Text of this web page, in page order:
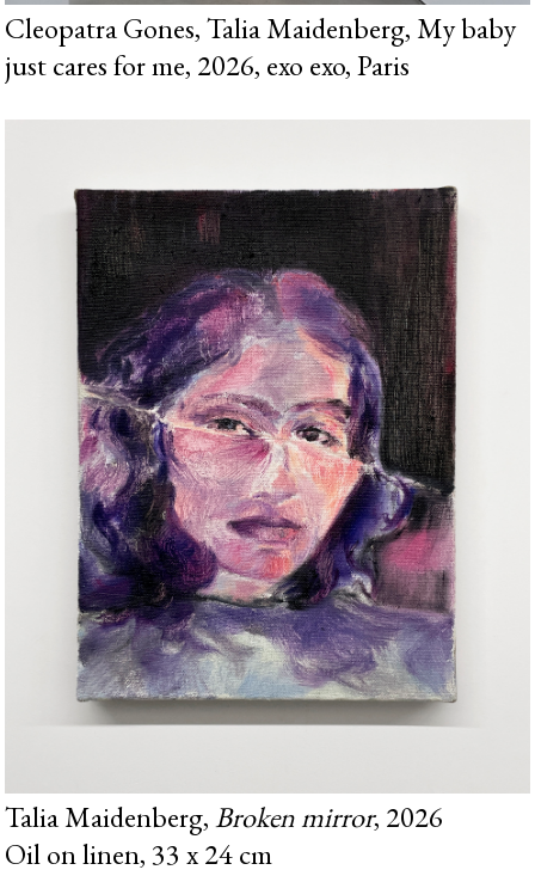
Cleopatra Gones, Talia Maidenberg, My baby
just cares for me, 2026, exo exo, Paris
Talia Maidenberg,Broken mirror, 2026
Oil on linen, 33 x 24 cm